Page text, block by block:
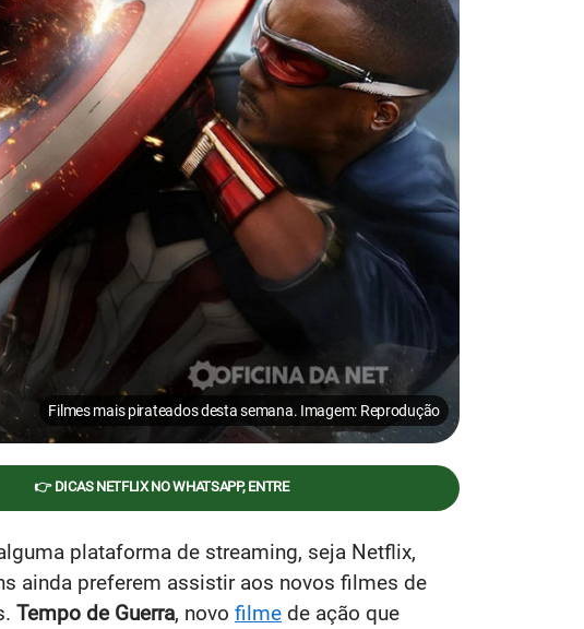
Filmes mais pirateados desta semana. Imagem: Reprodução
👉 DICAS NETFLIX NO WHATSAPP, ENTRE
plataforma de streaming, seja Netflix,
ainda preferem assistir aos novos filmes de
Tempo de Guerra, novo filme de ação que